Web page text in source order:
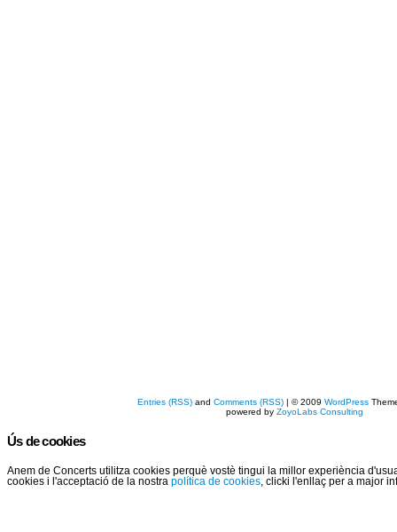
Entries (RSS) andComments (RSS) | © 2009WordPress
powered byZoyoLabs Consulting
Ús de cookies
Anem de Concerts utilitza cookies perquè vostè tingui la millor experiència
cookies i l'acceptació de la nostra política de cookies , clicki l'enllaç per a major